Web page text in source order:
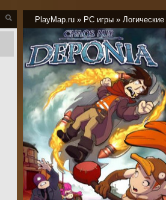
PlayMap.ru » PC игры » Логические